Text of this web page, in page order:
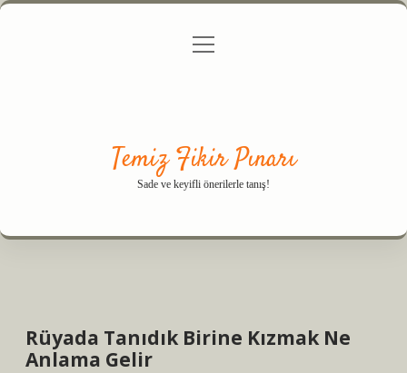
Gizlilik Politikası
menüyü
Temiz Fikir Pınarı
Sade ve keyifli önerilerle tanış!
Rüyada Tanıdık Birine Kızmak Ne
Anlama Gelir